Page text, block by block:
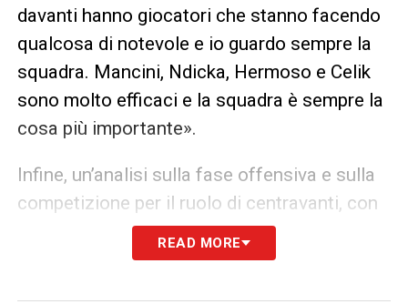
davanti hanno giocatori che stanno facendo
qualcosa di notevole e io guardo sempre la
squadra. Mancini, Ndicka, Hermoso e Celik
sono molto efficaci e la squadra è sempre la
cosa più importante».
Infine, un’analisi sulla fase offensiva e sulla
competizione per il ruolo di centravanti, con
Dovbyk. «Non c’è un giocatore
davanti all’altro, se la giocano sempre a
READ MORE